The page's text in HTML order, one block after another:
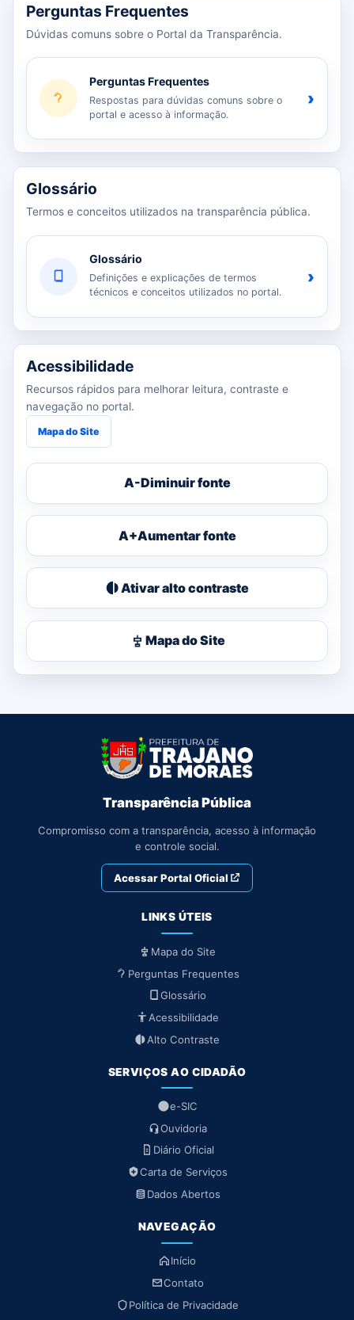
Perguntas Frequentes
Dúvidas comuns sobre o Portal da Transparência.
Perguntas Frequentes
Respostas para dúvidas comuns sobre o
portal e acesso à informação.
›
Glossário
Termos e conceitos utilizados na transparência pública.
Glossário
Definições e explicações de termos
técnicos e conceitos utilizados no portal.
›
Acessibilidade
Recursos rápidos para melhorar leitura, contraste e
navegação no portal.
Mapa do Site
A-Diminuir fonte
A+Aumentar fonte
Ativar alto contraste
Mapa do Site
Transparência Pública
Compromisso com a transparência, acesso à informação
e controle social.
Acessar Portal Oficial
LINKS ÚTEIS
Mapa do Site
Perguntas Frequentes
Glossário
Acessibilidade
Alto Contraste
SERVIÇOS AO CIDADÃO
e-SIC
Ouvidoria
Diário Oficial
Carta de Serviços
Dados Abertos
NAVEGAÇÃO
Início
Contato
Política de Privacidade